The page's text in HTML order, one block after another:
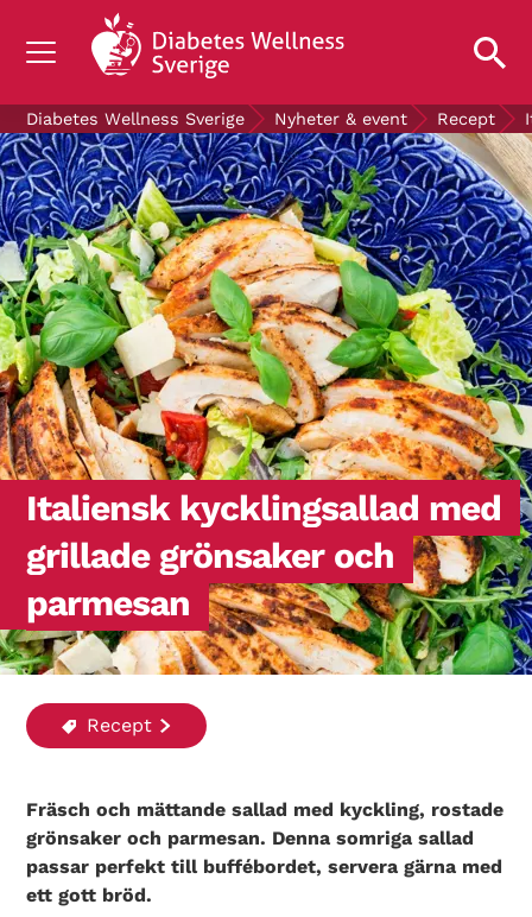
OM DIABETES
STÖD OSS
FORSKNING
NYHETER & EVENT
OM OSS
GRATIS DIABETESPRODUKTER
Blodsockerkollen
Diabetes Wellness Sverige Nyheter & event Recept
Italiensk kycklingsallad med
grillade grönsaker och
parmesan
Recept
Fräsch och mättande sallad med kyckling, rostade
grönsaker och parmesan. Denna somriga sallad
passar perfekt till buffébordet, servera gärna med
ett gott bröd.